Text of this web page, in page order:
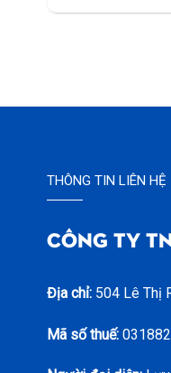
THÔNG TIN LIÊN HỆ
CÔNG TY
Địa chỉ: 504 Lê Thị
Mã số thuế: